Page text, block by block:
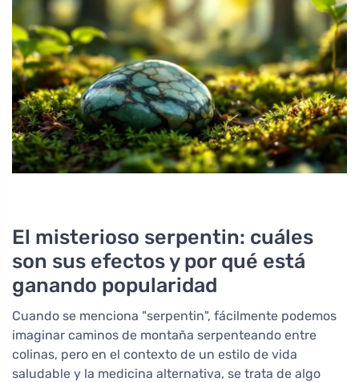
El misterioso serpentin: cuáles
son sus efectos y por qué está
ganando popularidad
Cuando se menciona "serpentin", fácilmente podemos
imaginar caminos de montaña serpenteando entre
colinas, pero en el contexto de un estilo de vida
saludable y la medicina alternativa, se trata de algo